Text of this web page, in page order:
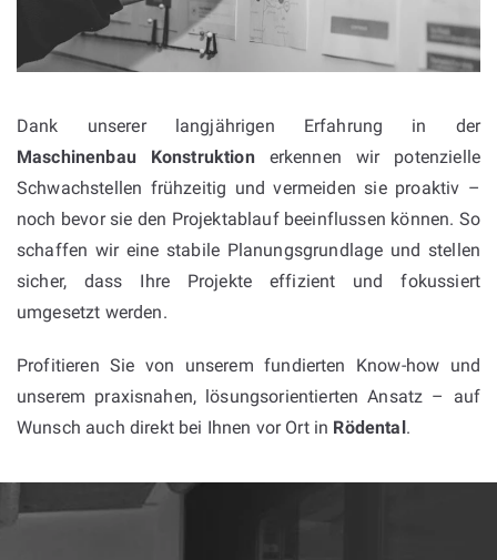
Dank unserer langjährigen Erfahrung in der
Maschinenbau Konstruktionerkennen wir potenzielle
Schwachstellen frühzeitig und vermeiden sie proaktiv –
noch bevor sie den Projektablauf beeinflussen können. So
schaffen wir eine stabile Planungsgrundlage und stellen
sicher, dass Ihre Projekte effizient und fokussiert
umgesetzt werden.
Profitieren Sie von unserem fundierten Know-how und
unserem praxisnahen, lösungsorientierten Ansatz – auf
Wunsch auch direkt bei Ihnen vor Ort in Rödental.